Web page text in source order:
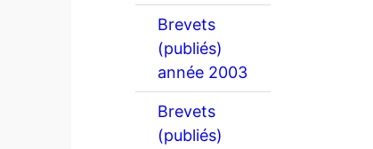
Brevets
(publiés)
année 2003
Brevets
(publiés)